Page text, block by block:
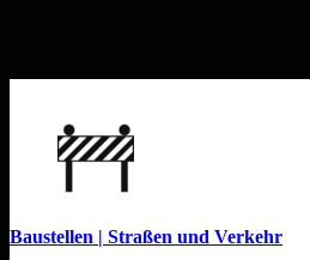
Baustellen | Straßen und Verkehr